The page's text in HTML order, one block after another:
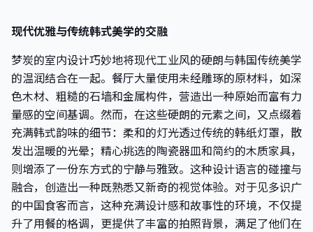
现代优雅与传统韩式美学的交融
梦炭的室内设计巧妙地将现代工业风的硬朗与韩国传统美学
的温润结合在一起。餐厅大量使用未经雕琢的原材料，如深
色木材、粗糙的石墙和金属构件，营造出一种原始而富有力
量感的空间基调。然而，在这些硬朗的元素之间，又点缀着
充满韩式韵味的细节：柔和的灯光透过传统的韩纸灯罩，散
发出温暖的光晕；精心挑选的陶瓷器皿和简约的木质家具，
则增添了一份东方式的宁静与雅致。这种设计语言的碰撞与
融合，创造出一种既熟悉又新奇的视觉体验。对于见多识广
的中国食客而言，这种充满设计感和故事性的环境，不仅提
升了用餐的格调，更提供了丰富的拍照背景，满足了他们在